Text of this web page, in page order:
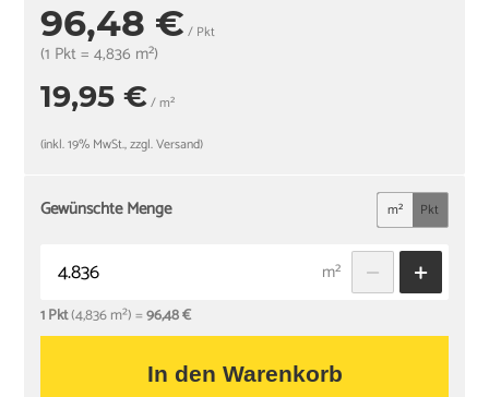
96,48 € / Pkt
(1 Pkt = 4,836 m²)
19,95 €/ m²
(inkl. 19% MwSt., zzgl. Versand)
Gewünschte Menge m² Pkt
m²
1 Pkt(4,836 m²) =96,48 €
In den Warenkorb